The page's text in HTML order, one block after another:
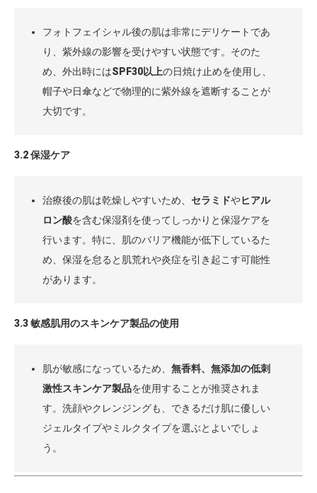
フォトフェイシャル後の肌は非常にデリケートであ
り、紫外線の影響を受けやすい状態です。そのた
め、外出時にはSPF30以上の日焼け止めを使用し、
帽子や日傘などで物理的に紫外線を遮断することが
大切です。
3.2 保湿ケア
治療後の肌は乾燥しやすいため、 セラミドやヒアル
ロン酸を含む保湿剤を使ってしっかりと保湿ケアを
行います。特に、肌のバリア機能が低下しているた
め、保湿を怠ると肌荒れや炎症を引き起こす可能性
があります。
3.3 敏感肌用のスキンケア製品の使用
肌が敏感になっているため、 無香料、無添加の低刺
激性スキンケア製品を使用することが推奨されま
す。洗顔やクレンジングも、できるだけ肌に優しい
ジェルタイプやミルクタイプを選ぶとよいでしょ
う。